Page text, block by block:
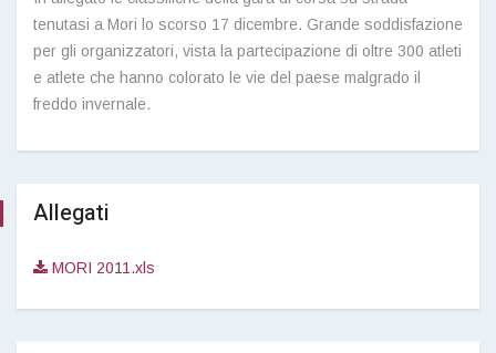
tenutasi a Mori lo scorso 17 dicembre. Grande soddisfazione
per gli organizzatori, vista la partecipazione di oltre 300 atleti
e atlete che hanno colorato le vie del paese malgrado il
freddo invernale.
Allegati
MORI 2011.xls